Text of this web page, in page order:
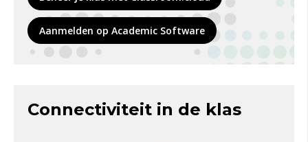
Aanmelden op Academic Software
Connectiviteit in de klas